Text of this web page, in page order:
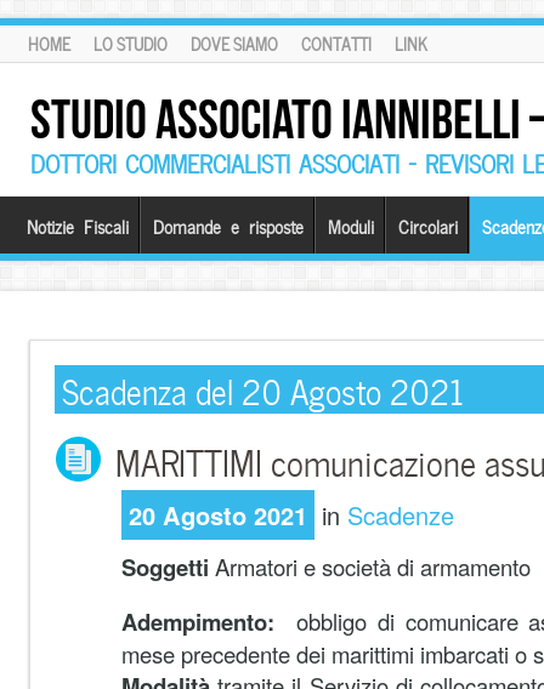
HOME LO STUDIO DOVE SIAMO CONTATTI LINK
STUDIO ASSOCIATO
DOTTORI COMMERCIALISTI ASSOCIATI – REVISORI
Notizie Fiscali Domande e risposte Moduli Circolari
Scadenza del 20 Agosto 2021
MARITTIMI comunicazione
20 Agosto 2021 in Scadenze
Soggetti Armatori e società di armamento
Adempimento: obbligo di comunicare
mese precedente dei marittimi imbarcati o